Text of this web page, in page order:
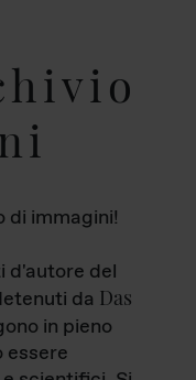
di immagini!
d'autore del
da Das
in pieno
essere